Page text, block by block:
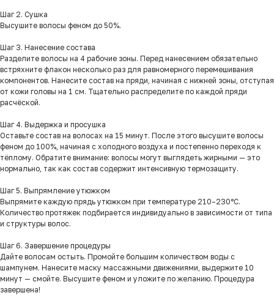
Шаг 2. Сушка
Высушите волосы феном до 50%.
Шаг 3. Нанесение состава
Разделите волосы на 4 рабочие зоны. Перед нанесением обязательно
встряхните флакон несколько раз для равномерного перемешивания
компонентов. Нанесите состав на пряди, начиная с нижней зоны, отступая
от кожи головы на 1 см. Тщательно распределите по каждой пряди
расчёской.
Шаг 4. Выдержка и просушка
Оставьте состав на волосах на 15 минут. После этого высушите волосы
феном до 100%, начиная с холодного воздуха и постепенно переходя к
тёплому. Обратите внимание: волосы могут выглядеть жирными — это
нормально, так как состав содержит интенсивную термозащиту.
Шаг 5. Выпрямление утюжком
Выпрямите каждую прядь утюжком при температуре 210–230°С.
Количество протяжек подбирается индивидуально в зависимости от типа
и структуры волос.
Шаг 6. Завершение процедуры
Дайте волосам остыть. Промойте большим количеством воды с
шампунем. Нанесите маску массажными движениями, выдержите 10
минут — смойте. Высушите феном и уложите по желанию. Процедура
завершена!